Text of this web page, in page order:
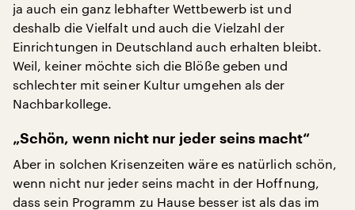
ja auch ein ganz lebhafter Wettbewerb ist und
deshalb die Vielfalt und auch die Vielzahl der
Einrichtungen in Deutschland auch erhalten bleibt.
Weil, keiner möchte sich die Blöße geben und
schlechter mit seiner Kultur umgehen als der
Nachbarkollege.
„Schön, wenn nicht nur jeder seins macht“
Aber in solchen Krisenzeiten wäre es natürlich schön,
wenn nicht nur jeder seins macht in der Hoffnung,
dass sein Programm zu Hause besser ist als das im